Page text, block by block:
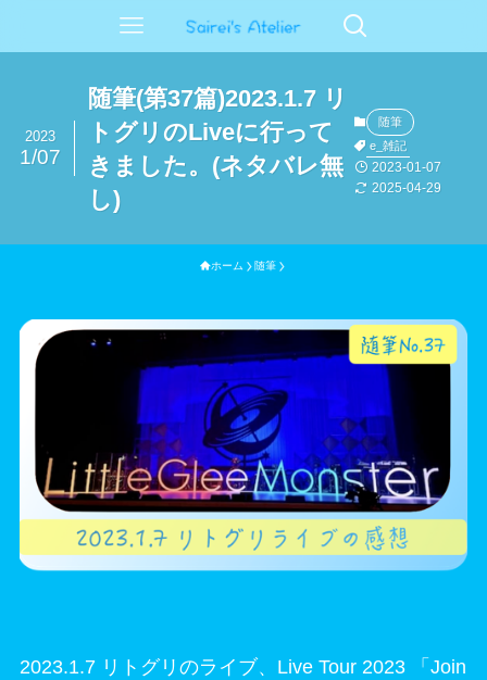
随筆(第37篇)2023.1.7 リ
トグリのLiveに行って
きました。(ネタバレ無
し)
2023
1/07
随筆
e_雑記
2023-01-07
2025-04-29
ホーム 随筆
2023.1.7 リトグリのライブ、Live Tour 2023 「Join